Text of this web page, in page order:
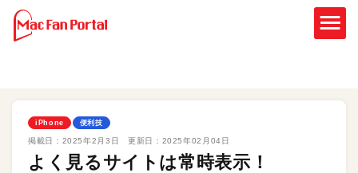
iPhone 便利技
掲載日： 2025年2月3日 更新日： 2025年02月04日
よく見るサイトは常時表示！